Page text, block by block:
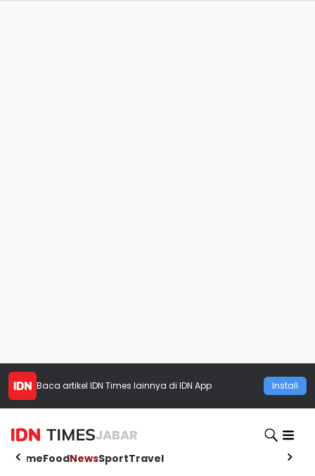
Baca artikel IDN Times lainnya di IDN App Install
JABAR
HomeFoodNewsSportTravel